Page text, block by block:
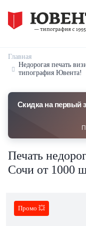
Главная
Недорогая печать
типография Ювента!
Скидка на первый
Печать
Сочи от 1000
Промо 💥